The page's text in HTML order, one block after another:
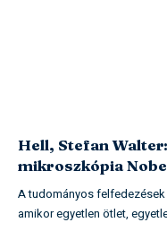
Hell, Stefan
mikroszkópia
A tudományos
amikor egyetlen ötlet,